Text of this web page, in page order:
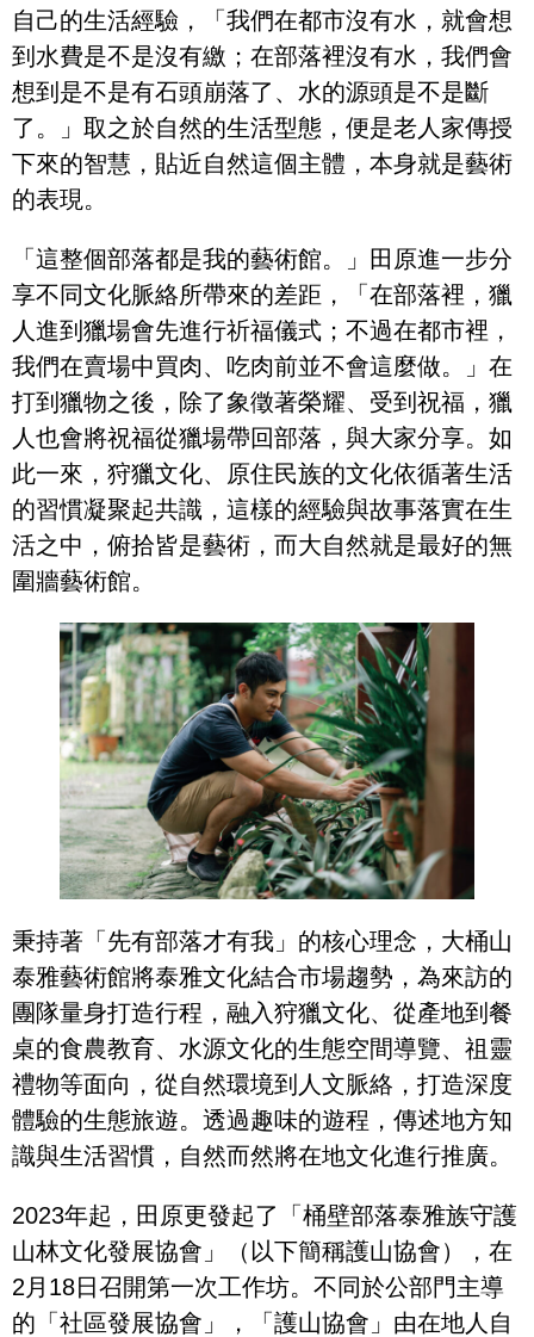
自己的生活經驗，「我們在都市沒有水，就會想
到水費是不是沒有繳；在部落裡沒有水，我們會
想到是不是有石頭崩落了、水的源頭是不是斷
了。」取之於自然的生活型態，便是老人家傳授
下來的智慧，貼近自然這個主體，本身就是藝術
的表現。
「這整個部落都是我的藝術館。」田原進一步分
享不同文化脈絡所帶來的差距，「在部落裡，獵
人進到獵場會先進行祈福儀式；不過在都市裡，
我們在賣場中買肉、吃肉前並不會這麼做。」在
打到獵物之後，除了象徵著榮耀、受到祝福，獵
人也會將祝福從獵場帶回部落，與大家分享。如
此一來，狩獵文化、原住民族的文化依循著生活
的習慣凝聚起共識，這樣的經驗與故事落實在生
活之中，俯拾皆是藝術，而大自然就是最好的無
圍牆藝術館。
秉持著「先有部落才有我」的核心理念，大桶山
泰雅藝術館將泰雅文化結合市場趨勢，為來訪的
團隊量身打造行程，融入狩獵文化、從產地到餐
桌的食農教育、水源文化的生態空間導覽、祖靈
禮物等面向，從自然環境到人文脈絡，打造深度
體驗的生態旅遊。透過趣味的遊程，傳述地方知
識與生活習慣，自然而然將在地文化進行推廣。
2023年起，田原更發起了「桶壁部落泰雅族守護
山林文化發展協會」（以下簡稱護山協會），在
2月18日召開第一次工作坊。不同於公部門主導
的「社區發展協會」，「護山協會」由在地人自